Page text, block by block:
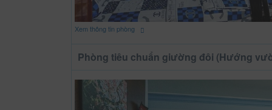
Xem thông tin phòng
Phòng tiêu chuẩn giường đôi (Hướng